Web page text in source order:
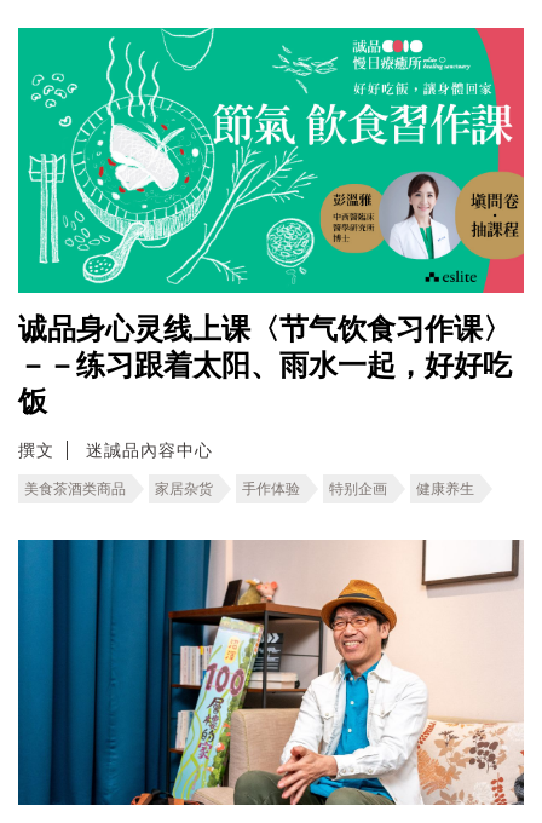
诚品身心灵线上课〈节气饮食习作课〉
－－练习跟着太阳、雨水一起，好好吃
饭
撰文 迷誠品內容中心
美食茶酒类商品 家居杂货 手作体验 特别企画 健康养生